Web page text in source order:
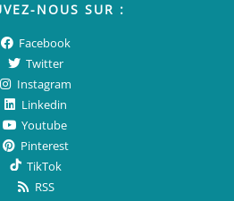
NOUS SUR :
Facebook
Twitter
Instagram
Linkedin
Youtube
Pinterest
TikTok
RSS